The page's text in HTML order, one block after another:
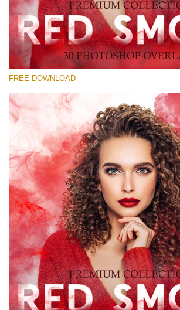
Free Red Smoke Overlay #18
Small 800*533px
Red Smoke
(30 Overlays)
Fairy Tale (344 Overlays)
Large 6000*4000px
Entire Collection
(1783 Overlays)
Large 6000*4000px
Скачать Бесплатно
FREE DOWNLOAD